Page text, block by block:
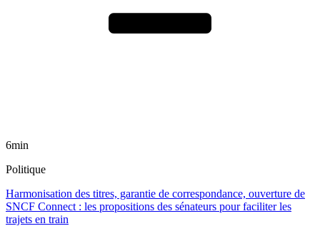
6min
Politique
Harmonisation des titres, garantie de correspondance, ouverture de
SNCF Connect : les propositions des sénateurs pour faciliter les
trajets en train